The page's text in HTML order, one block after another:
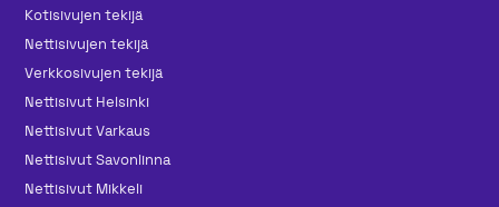
Kotisivujen tekijä
Nettisivujen tekijä
Verkkosivujen tekijä
Nettisivut Helsinki
Nettisivut Varkaus
Nettisivut Savonlinna
Nettisivut Mikkeli